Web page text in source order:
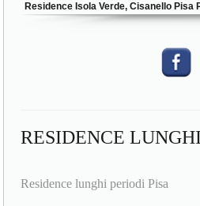
Residence Isola Verde, Cisanello
RESIDENCE
Residence lunghi periodi Pisa